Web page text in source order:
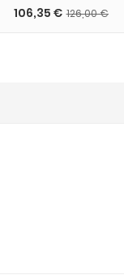
106,35 € 126,00 €